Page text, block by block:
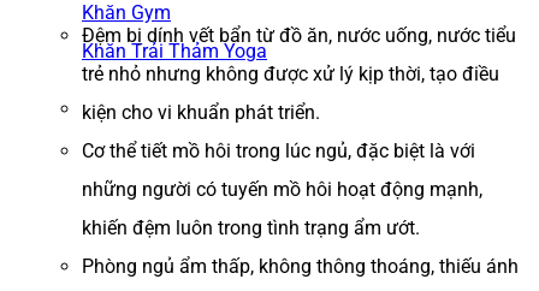
Khăn Gym
Khăn Trải Thảm Yoga
Đệm bị dính vết bẩn từ đồ ăn, nước uống, nước tiểu
trẻ nhỏ nhưng không được xử lý kịp thời, tạo điều
kiện cho vi khuẩn phát triển.
Cơ thể tiết mồ hôi trong lúc ngủ, đặc biệt là với
những người có tuyến mồ hôi hoạt động mạnh,
khiến đệm luôn trong tình trạng ẩm ướt.
Phòng ngủ ẩm thấp, không thông thoáng, thiếu ánh